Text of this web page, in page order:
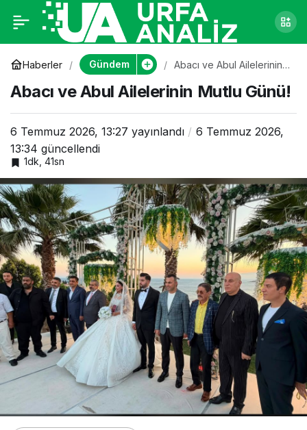
Haberler Gündem
Abacı ve Abul Ailelerinin
Abacı ve Abul Ailelerinin Mutlu Günü!
6 Temmuz 2026, 13:27 yayınlandı
6 Temmuz 2026,
13:34 güncellendi
1dk, 41sn
Abacı ve Abul
Ailelerinin Mutlu
Günü!
0